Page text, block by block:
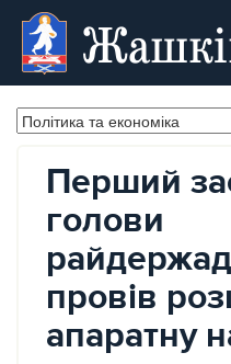
Перший
голови
провів
апаратну